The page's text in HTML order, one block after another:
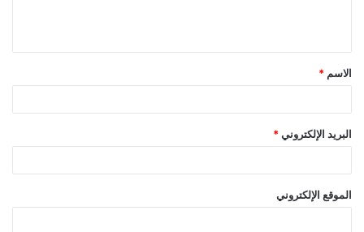
ق
*
الاسم *
البريد الإلكتروني *
الموقع الإلكتروني